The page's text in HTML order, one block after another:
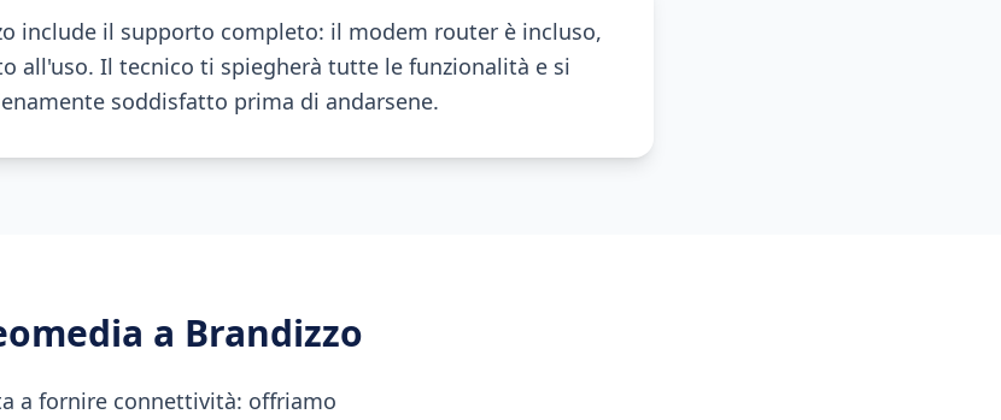
include il supporto completo: il modem router è incluso,
all'uso. Il tecnico ti spiegherà tutte le funzionalità e si
soddisfatto prima di andarsene.
a Brandizzo
a fornire connettività: offriamo